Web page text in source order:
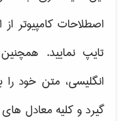
اصطلاحات کامپیوتر
تایپ نمایید.
انگلیسی، متن خود
گیرد و کلیه معادل